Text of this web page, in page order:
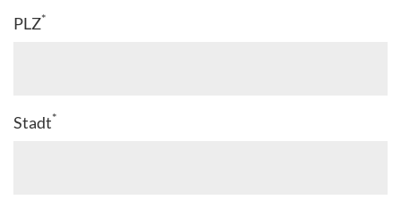
PLZ*
Stadt*